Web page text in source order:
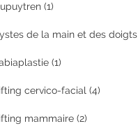
(1)
de la main et des doigts
(1)
cervico-facial (4)
mammaire (2)